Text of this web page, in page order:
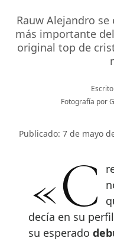
Rauw Alejandro
más importante
original top de
Fotografía por
Publicado: 7 de mayo
«Creo que va a ser una
decía en su
su esperado